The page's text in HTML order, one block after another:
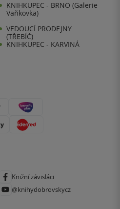
KNIHKUPEC - BRNO (Galerie
Vaňkovka)
VEDOUCÍ PRODEJNY
(TŘEBÍČ)
KNIHKUPEC - KARVINÁ
Knižní závisláci
@knihydobrovskycz